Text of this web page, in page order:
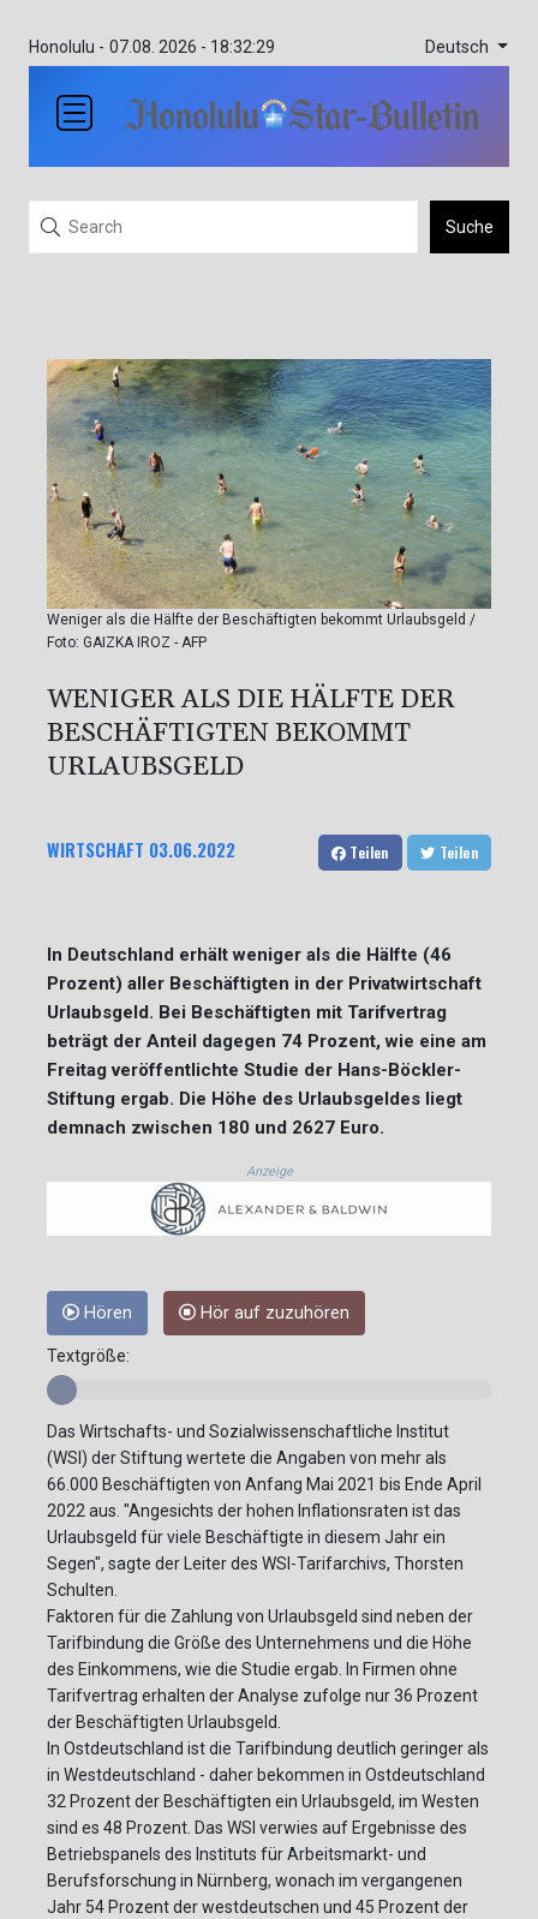
Honolulu - 07.08. 2026 - 18:32:29 Deutsch
Suche
Weniger als die Hälfte der Beschäftigten bekommt Urlaubsgeld /
Foto: GAIZKA IROZ - AFP
WENIGER ALS DIE HÄLFTE DER
BESCHÄFTIGTEN BEKOMMT
URLAUBSGELD
WIRTSCHAFT 03.06.2022 Teilen Teilen
In Deutschland erhält weniger als die Hälfte (46
Prozent) aller Beschäftigten in der Privatwirtschaft
Urlaubsgeld. Bei Beschäftigten mit Tarifvertrag
beträgt der Anteil dagegen 74 Prozent, wie eine am
Freitag veröffentlichte Studie der Hans-Böckler-
Stiftung ergab. Die Höhe des Urlaubsgeldes liegt
demnach zwischen 180 und 2627 Euro.
Anzeige
Hören Hör auf zuzuhören
Textgröße:
Das Wirtschafts- und Sozialwissenschaftliche Institut
(WSI) der Stiftung wertete die Angaben von mehr als
66.000 Beschäftigten von Anfang Mai 2021 bis Ende April
2022 aus. "Angesichts der hohen Inflationsraten ist das
Urlaubsgeld für viele Beschäftigte in diesem Jahr ein
Segen", sagte der Leiter des WSI-Tarifarchivs, Thorsten
Schulten.
Faktoren für die Zahlung von Urlaubsgeld sind neben der
Tarifbindung die Größe des Unternehmens und die Höhe
des Einkommens, wie die Studie ergab. In Firmen ohne
Tarifvertrag erhalten der Analyse zufolge nur 36 Prozent
der Beschäftigten Urlaubsgeld.
In Ostdeutschland ist die Tarifbindung deutlich geringer als
in Westdeutschland - daher bekommen in Ostdeutschland
32 Prozent der Beschäftigten ein Urlaubsgeld, im Westen
sind es 48 Prozent. Das WSI verwies auf Ergebnisse des
Betriebspanels des Instituts für Arbeitsmarkt- und
Berufsforschung in Nürnberg, wonach im vergangenen
Jahr 54 Prozent der westdeutschen und 45 Prozent der